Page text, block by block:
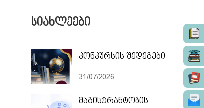
სიახლეები
კონკურსის შედეგები
31/07/2026
მაგისტრანტობის